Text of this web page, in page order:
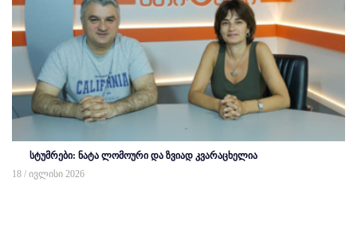
სტუმრები: ნატა ლომოური და ზვიად კვარაცხელია
18 / ივლისი 2026